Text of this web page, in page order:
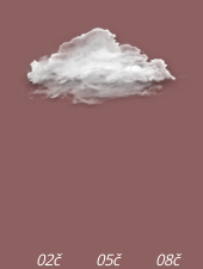
02č 05č 08č